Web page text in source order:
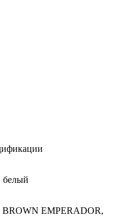
белый
BROWN EMPERADOR,